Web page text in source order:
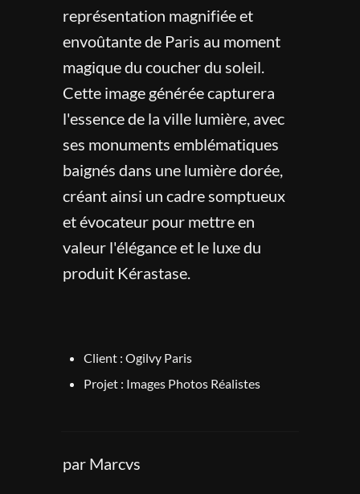
représentation magnifiée et
envoûtante de Paris au moment
magique du coucher du soleil.
Cette image générée capturera
l'essence de la ville lumière, avec
ses monuments emblématiques
baignés dans une lumière dorée,
créant ainsi un cadre somptueux
et évocateur pour mettre en
valeur l'élégance et le luxe du
produit Kérastase.
Client : Ogilvy Paris
Projet : Images Photos Réalistes
par Marcvs